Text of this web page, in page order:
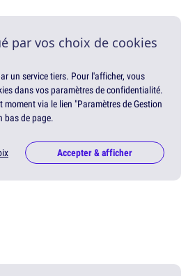
par vos choix de cookies
un service tiers. Pour l'afficher, vous
dans vos paramètres de confidentialité.
via le lien "Paramètres de Gestion
bas de page.
Accepter & afficher